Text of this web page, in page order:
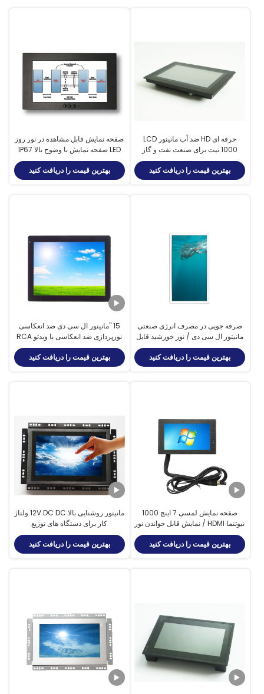
حرفه ای HD ضد آب مانیتور LCD
1000 نیت برای صنعت نفت و گاز
بهترین قیمت را دریافت کنید
صفحه نمایش قابل مشاهده در نور روز
LED صفحه نمایش با وضوح بالا IP67
مقاومت کامل آب
بهترین قیمت را دریافت کنید
صرفه جویی در مصرف انرژی صنعتی
مانیتور ال سی دی / نور خورشید قابل
خواندن LCD نمایش 47 اینچ
بهترین قیمت را دریافت کنید
15 "مانیتور ال سی دی ضد انعکاسی
نورپردازی ضد انعکاسی با ویدئو RCA
بهترین قیمت را دریافت کنید
صفحه نمایش لمسی 7 اینچ 1000
نیوتنما HDMI / نمایش قابل خواندن نور
خورشید برای ایستگاه اتوبوس
بهترین قیمت را دریافت کنید
مانیتور روشنایی بالا 12V DC DC ولتاژ
کار برای دستگاه های توزیع
بهترین قیمت را دریافت کنید